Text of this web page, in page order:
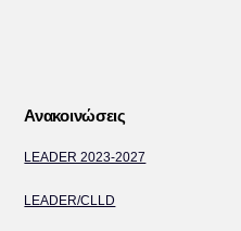
Ανακοινώσεις
LEADER 2023-2027
LEADER/CLLD